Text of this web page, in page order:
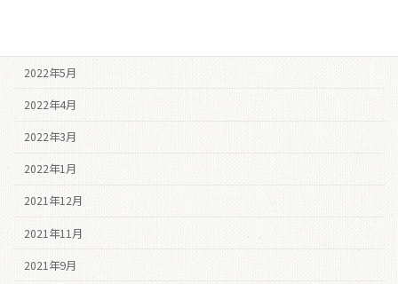
2022年5月
2022年4月
2022年3月
2022年1月
2021年12月
2021年11月
2021年9月